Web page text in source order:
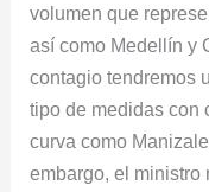
volumen que
así como Medellín y
contagio tendremos
tipo de medidas con
curva como
embargo, el ministro